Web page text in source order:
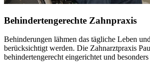
Behindertengerechte Zahnpraxis
Behinderungen lähmen das tägliche Leben
berücksichtigt werden. Die Zahnarztpraxis
behindertengerecht eingerichtet und